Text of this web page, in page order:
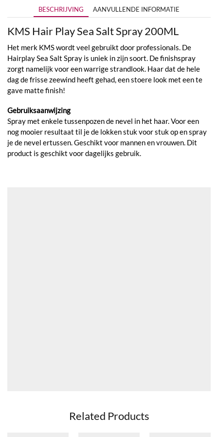
BESCHRIJVING AANVULLENDE INFORMATIE
KMS Hair Play Sea Salt Spray 200ML
Het merk KMS wordt veel gebruikt door professionals. De
Hairplay Sea Salt Spray is uniek in zijn soort. De finishspray
zorgt namelijk voor een warrige strandlook. Haar dat de hele
dag de frisse zeewind heeft gehad, een stoere look met een te
gave matte finish!
Gebruiksaanwijzing
Spray met enkele tussenpozen de nevel in het haar. Voor een
nog mooier resultaat til je de lokken stuk voor stuk op en spray
je de nevel ertussen. Geschikt voor mannen en vrouwen. Dit
product is geschikt voor dagelijks gebruik.
Related Products